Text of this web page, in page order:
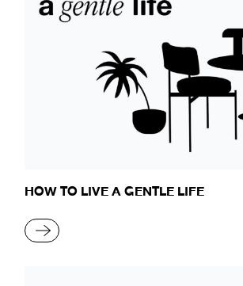
HOW TO LIVE A GENTLE LIFE
READ MORE